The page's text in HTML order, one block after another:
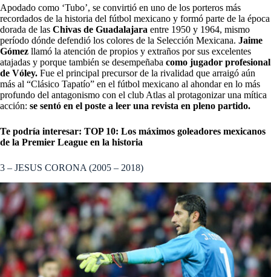
Apodado como ‘Tubo’, se convirtió en uno de los porteros más
recordados de la historia del fútbol mexicano y formó parte de la época
dorada de las Chivas de Guadalajara entre 1950 y 1964, mismo
período dónde defendió los colores de la Selección Mexicana. Jaime
Gómez llamó la atención de propios y extraños por sus excelentes
atajadas y porque también se desempeñaba como jugador profesional
de Vóley. Fue el principal precursor de la rivalidad que arraigó aún
más al “Clásico Tapatío” en el fútbol mexicano al ahondar en lo más
profundo del antagonismo con el club Atlas al protagonizar una mítica
acción: se sentó en el poste a leer una revista en pleno partido.
Te podría interesar: TOP 10: Los máximos goleadores mexicanos
de la Premier League en la historia
3 – JESUS CORONA (2005 – 2018)